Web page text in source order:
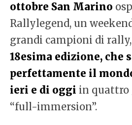
ottobre San Marino
Rallylegend, un
grandi campioni di
18esima edizione, che
perfettamente il
ieri e di oggi in quattro
“full-immersion”.